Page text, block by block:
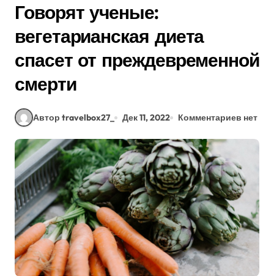
Говорят ученые:
вегетарианская диета
спасет от преждевременной
смерти
Автор travelbox27_ Дек 11, 2022 Комментариев нет